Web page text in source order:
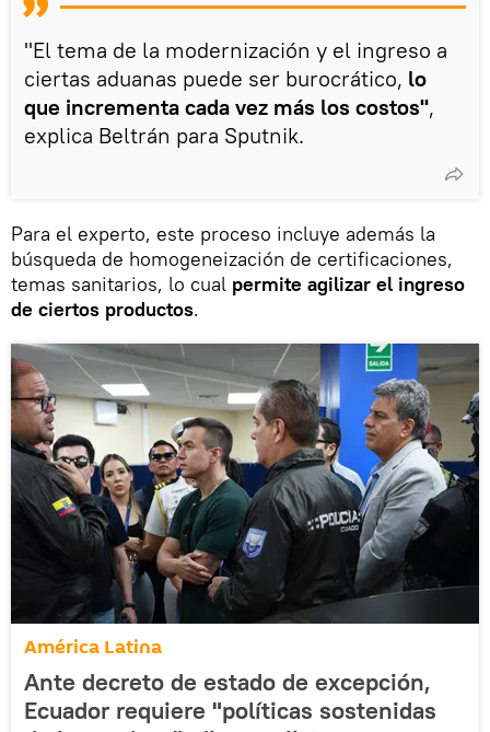
"El tema de la modernización y el ingreso a
ciertas aduanas puede ser burocrático, lo
que incrementa cada vez más los costos",
explica Beltrán para Sputnik.
Para el experto, este proceso incluye además la
búsqueda de homogeneización de certificaciones,
temas sanitarios, lo cual permite agilizar el ingreso
de ciertos productos.
América Latina
Ante decreto de estado de excepción,
Ecuador requiere "políticas sostenidas